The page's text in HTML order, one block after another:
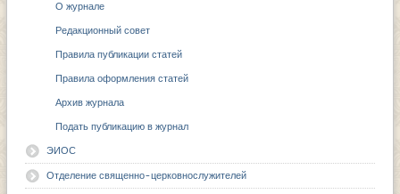
О журнале
Редакционный совет
Правила публикации статей
Правила оформления статей
Архив журнала
Подать публикацию в журнал
ЭИОС
Отделение священно-церковнослужителей